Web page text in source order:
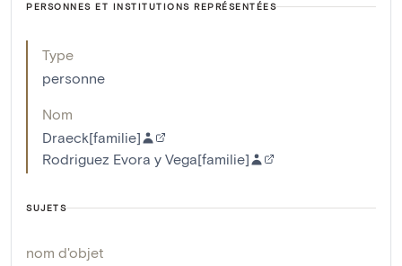
PERSONNES ET INSTITUTIONS REPRÉSENTÉES
Type
personne
Nom
Draeck[familie]
Rodriguez Evora y Vega[familie]
SUJETS
nom d'objet